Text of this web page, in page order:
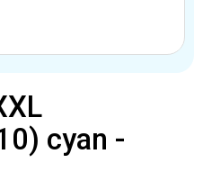
cyan -